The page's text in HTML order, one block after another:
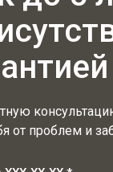
от проблем и